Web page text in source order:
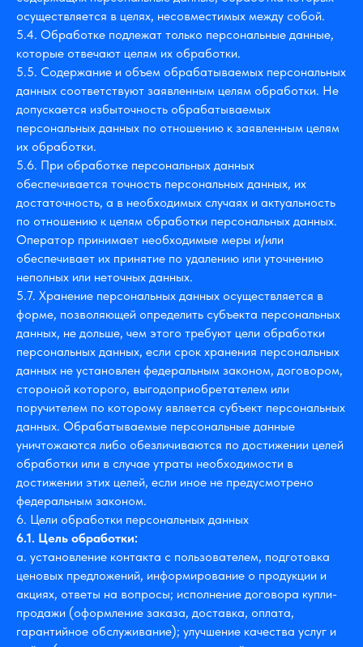
осуществляется в целях, несовместимых между собой.
5.4. Обработке подлежат только персональные данные,
которые отвечают целям их обработки.
5.5. Содержание и объем обрабатываемых персональных
данных соответствуют заявленным целям обработки. Не
допускается избыточность обрабатываемых
персональных данных по отношению к заявленным целям
их обработки.
5.6. При обработке персональных данных
обеспечивается точность персональных данных, их
достаточность, а в необходимых случаях и актуальность
по отношению к целям обработки персональных данных.
Оператор принимает необходимые меры и/или
обеспечивает их принятие по удалению или уточнению
неполных или неточных данных.
5.7. Хранение персональных данных осуществляется в
форме, позволяющей определить субъекта персональных
данных, не дольше, чем этого требуют цели обработки
персональных данных, если срок хранения персональных
данных не установлен федеральным законом, договором,
стороной которого, выгодоприобретателем или
поручителем по которому является субъект персональных
данных. Обрабатываемые персональные данные
уничтожаются либо обезличиваются по достижении целей
обработки или в случае утраты необходимости в
достижении этих целей, если иное не предусмотрено
федеральным законом.
6. Цели обработки персональных данных
6.1. Цель обработки:
a. установление контакта с пользователем, подготовка
ценовых предложений, информирование о продукции и
акциях, ответы на вопросы; исполнение договора купли-
продажи (оформление заказа, доставка, оплата,
гарантийное обслуживание); улучшение качества услуг и